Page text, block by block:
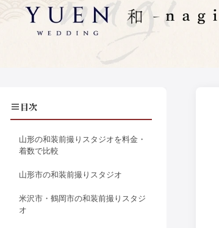
目次
山形の和装前撮りスタジオを料金・
着数で比較
山形市の和装前撮りスタジオ
米沢市・鶴岡市の和装前撮りスタジ
オ